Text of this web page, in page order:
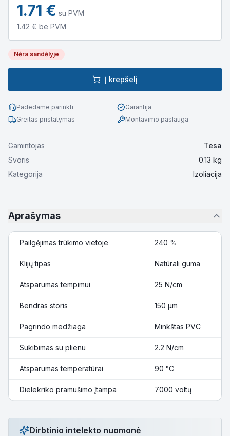
1.71 € su PVM
1.42 € be PVM
Nėra sandėlyje
Į krepšelį
Padedame parinkti
Garantija
Greitas pristatymas
Montavimo paslauga
Gamintojas
Tesa
Svoris
0.13 kg
Kategorija
Izoliacija
Aprašymas
Pailgėjimas trūkimo vietoje 240 %
Klijų tipas Natūrali guma
Atsparumas tempimui 25 N/cm
Bendras storis 150 µm
Pagrindo medžiaga Minkštas PVC
Sukibimas su plienu 2.2 N/cm
Atsparumas temperatūrai 90 °C
Dielekriko pramušimo įtampa 7000 voltų
Dirbtinio intelekto nuomonė